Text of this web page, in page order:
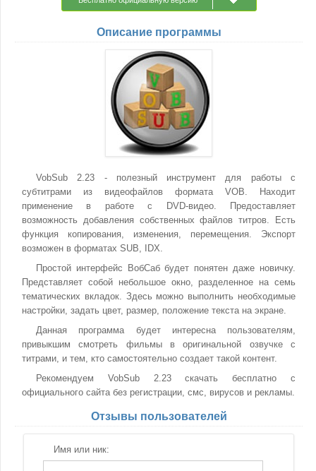
Описание программы
VobSub 2.23 - полезный инструмент для работы с
субтитрами из видеофайлов формата VOB. Находит
применение в работе с DVD-видео. Предоставляет
возможность добавления собственных файлов титров. Есть
функция копирования, изменения, перемещения. Экспорт
возможен в форматах SUB, IDX.
Простой интерфейс ВобСаб будет понятен даже новичку.
Представляет собой небольшое окно, разделенное на семь
тематических вкладок. Здесь можно выполнить необходимые
настройки, задать цвет, размер, положение текста на экране.
Данная программа будет интересна пользователям,
привыкшим смотреть фильмы в оригинальной озвучке с
титрами, и тем, кто самостоятельно создает такой контент.
Рекомендуем VobSub 2.23 скачать бесплатно с
официального сайта без регистрации, смс, вирусов и рекламы.
Отзывы пользователей
Имя или ник: